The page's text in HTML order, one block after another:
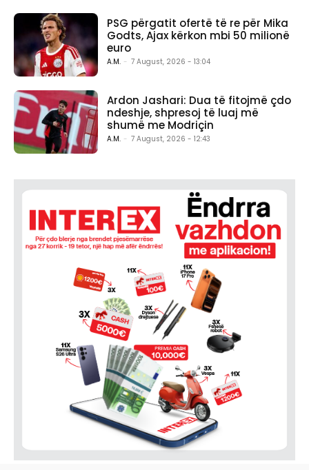
PSG përgatit ofertë të re për Mika
Godts, Ajax kërkon mbi 50 milionë
euro
A.M. - 7 August, 2026 - 13:04
Ardon Jashari: Dua të fitojmë çdo
ndeshje, shpresoj të luaj më
shumë me Modriçin
A.M. - 7 August, 2026 - 12:43